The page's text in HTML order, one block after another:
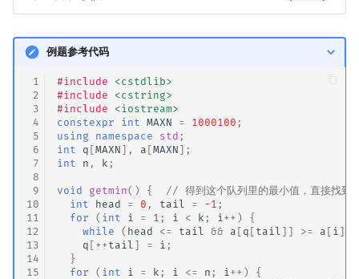
例题参考代码
1
2
3
4
5
6
7
8
9
10
11
12
13
14
15
#include
<cstdlib>
#include
<cstring>
#include
<iostream>
constexpr
int MAXN = 1000100 ;
using
namespace std ;
int
q [MAXN ], a [MAXN ];
int
n , k ;
void getmin() {
// 得到这个队列里的最小值，直接找到
int
head = 0 , tail = -1 ;
for
( int i = 1 ; i < k ; i ++ )
{
while
( head <= tail && a [ q [ tail ]] >= a [ i ])
q [ ++ tail ] = i ;
}
for
( int i = k ; i <= n ; i ++ )
{